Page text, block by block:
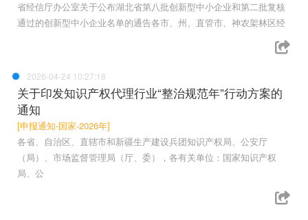
省经信厅办公室关于公布湖北省第八批创新型中小企业和第二批复核
通过的创新型中小企业名单的通告各市、州、直管市、神农架林区经
2026-04-24 10:27:18
关于印发知识产权代理行业“整治规范年”行动方案的
通知
[申报通知-国家-2026年]
各省、自治区、直辖市和新疆生产建设兵团知识产权局、公安厅
（局）、市场监督管理局（厅、委），各有关单位：国家知识产权
局、公